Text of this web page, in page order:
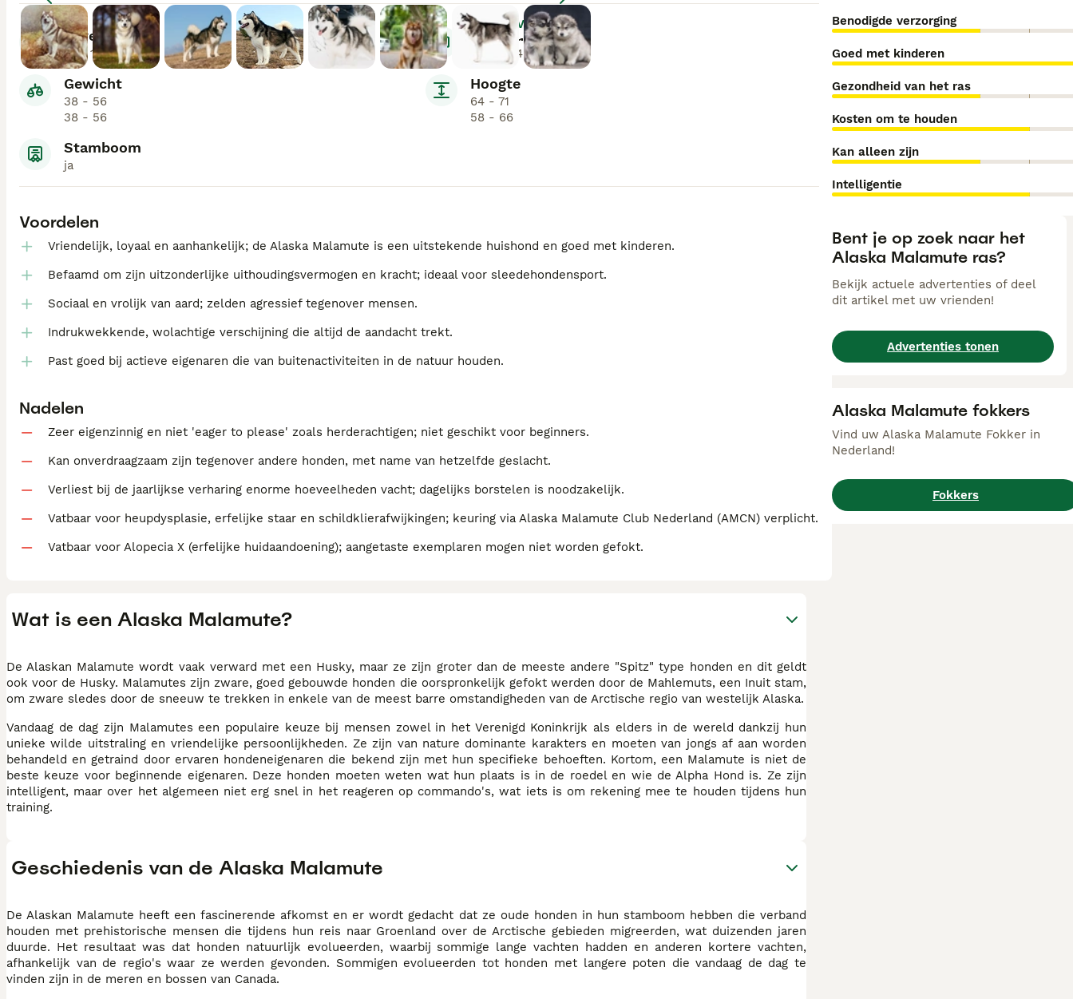
Vergroten
Levensduur
12 - 14
Gemiddelde prijs
€300-€400
Gewicht
38 - 56
38 - 56
Hoogte
64 - 71
58 - 66
Stamboom
ja
Voordelen
Vriendelijk, loyaal en aanhankelijk; de Alaska Malamute is een uitstekende huishond en goed met kinderen.
Befaamd om zijn uitzonderlijke uithoudingsvermogen en kracht; ideaal voor sleedehondensport.
Sociaal en vrolijk van aard; zelden agressief tegenover mensen.
Indrukwekkende, wolachtige verschijning die altijd de aandacht trekt.
Past goed bij actieve eigenaren die van buitenactiviteiten in de natuur houden.
Nadelen
Zeer eigenzinnig en niet 'eager to please' zoals herderachtigen; niet geschikt voor beginners.
Kan onverdraagzaam zijn tegenover andere honden, met name van hetzelfde geslacht.
Verliest bij de jaarlijkse verharing enorme hoeveelheden vacht; dagelijks borstelen is noodzakelijk.
Vatbaar voor heupdysplasie, erfelijke staar en schildklierafwijkingen; keuring via Alaska Malamute Club Nederland (AMCN) verplicht.
Vatbaar voor Alopecia X (erfelijke huidaandoening); aangetaste exemplaren mogen niet worden gefokt.
Benodigde verzorging
Goed met kinderen
Gezondheid van het ras
Kosten om te houden
Kan alleen zijn
Intelligentie
Bent je op zoek naar het
Alaska Malamute ras?
Bekijk actuele advertenties of deel
dit artikel met uw vrienden!
Advertenties tonen
Alaska Malamute fokkers
Vind uw Alaska Malamute Fokker in
Nederland!
Fokkers
Wat is een Alaska Malamute?
De Alaskan Malamute wordt vaak verward met een Husky, maar ze zijn groter dan de meeste andere "Spitz" type honden en dit geldt
ook voor de Husky. Malamutes zijn zware, goed gebouwde honden die oorspronkelijk gefokt werden door de Mahlemuts, een Inuit stam,
om zware sledes door de sneeuw te trekken in enkele van de meest barre omstandigheden van de Arctische regio van westelijk Alaska.
Vandaag de dag zijn Malamutes een populaire keuze bij mensen zowel in het Verenigd Koninkrijk als elders in de wereld dankzij hun
unieke wilde uitstraling en vriendelijke persoonlijkheden. Ze zijn van nature dominante karakters en moeten van jongs af aan worden
behandeld en getraind door ervaren hondeneigenaren die bekend zijn met hun specifieke behoeften. Kortom, een Malamute is niet de
beste keuze voor beginnende eigenaren. Deze honden moeten weten wat hun plaats is in de roedel en wie de Alpha Hond is. Ze zijn
intelligent, maar over het algemeen niet erg snel in het reageren op commando's, wat iets is om rekening mee te houden tijdens hun
training.
Geschiedenis van de Alaska Malamute
De Alaskan Malamute heeft een fascinerende afkomst en er wordt gedacht dat ze oude honden in hun stamboom hebben die verband
houden met prehistorische mensen die tijdens hun reis naar Groenland over de Arctische gebieden migreerden, wat duizenden jaren
duurde. Het resultaat was dat honden natuurlijk evolueerden, waarbij sommige lange vachten hadden en anderen kortere vachten,
afhankelijk van de regio's waar ze werden gevonden. Sommigen evolueerden tot honden met langere poten die vandaag de dag te
vinden zijn in de meren en bossen van Canada.